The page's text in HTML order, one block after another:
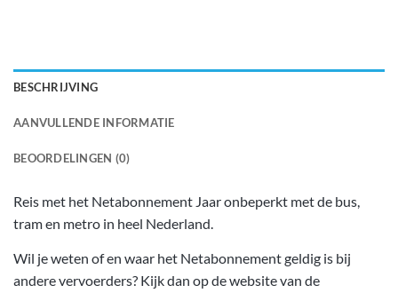
BESCHRIJVING
AANVULLENDE INFORMATIE
BEOORDELINGEN (0)
Reis met het Netabonnement Jaar onbeperkt met de bus,
tram en metro in heel Nederland.
Wil je weten of en waar het Netabonnement geldig is bij
andere vervoerders? Kijk dan op de website van de